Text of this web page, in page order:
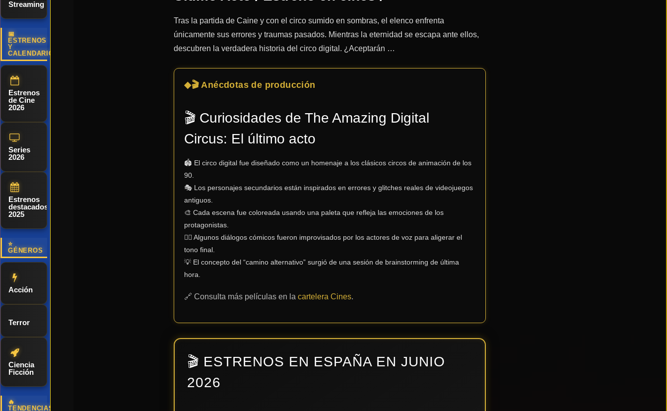
Streaming
📅
ESTRENOS
Y
CALENDARIO
Estrenos
de Cine
2026
Series
2026
Estrenos
destacados
2025
⭐
GÉNEROS
Acción
Terror
Ciencia
Ficción
🔥
TENDENCIAS
Tras la partida de Caine y con el circo sumido en sombras, el elenco enfrenta
únicamente sus errores y traumas pasados. Mientras la eternidad se escapa ante ellos,
descubren la verdadera historia del circo digital. ¿Aceptarán …
🎬 Anécdotas de producción
🎬 Curiosidades deThe Amazing Digital
Circus: El último acto
🏟️ El circo digital fue diseñado como un homenaje a los clásicos circos de animación de los
90.
🎭 Los personajes secundarios están inspirados en errores y glitches reales de videojuegos
antiguos.
🎨 Cada escena fue coloreada usando una paleta que refleja las emociones de los
protagonistas.
🤹‍♂️ Algunos diálogos cómicos fueron improvisados por los actores de voz para aligerar el
tono final.
💡 El concepto del “camino alternativo” surgió de una sesión de brainstorming de última
hora.
🔗 Consulta más películas en lacartelera Cines.
🎬 ESTRENOS EN ESPAÑA EN JUNIO
2026